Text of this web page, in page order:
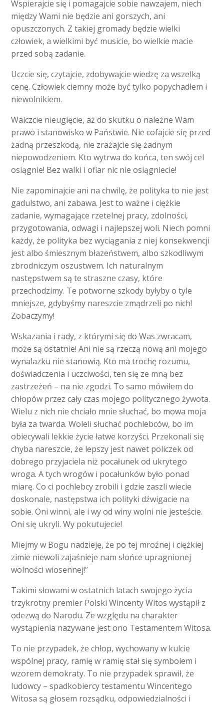
Wspierajcie się i pomagajcie sobie nawzajem, niech
między Wami nie będzie ani gorszych, ani
opuszczonych. Z takiej gromady będzie wielki
człowiek, a wielkimi być musicie, bo wielkie macie
przed sobą zadanie.
Uczcie się, czytajcie, zdobywajcie wiedzę za wszelką
cenę. Człowiek ciemny może być tylko popychadłem i
niewolnikiem.
Walczcie nieugięcie, aż do skutku o należne Wam
prawo i stanowisko w Państwie. Nie cofajcie się przed
żadną przeszkodą, nie zrażajcie się żadnym
niepowodzeniem. Kto wytrwa do końca, ten swój cel
osiągnie! Bez walki i ofiar nic nie osiągniecie!
Nie zapominajcie ani na chwilę, że polityka to nie jest
gadulstwo, ani zabawa. Jest to ważne i ciężkie
zadanie, wymagające rzetelnej pracy, zdolności,
przygotowania, odwagi i najlepszej woli. Niech pomni
każdy, że polityka bez wyciągania z niej konsekwencji
jest albo śmiesznym błazeństwem, albo szkodliwym
zbrodniczym oszustwem. Ich naturalnym
następstwem są te straszne czasy, które
przechodzimy. Te potworne szkody byłyby o tyle
mniejsze, gdybyśmy nareszcie zmądrzeli po nich!
Zobaczymy!
Wskazania i rady, z którymi się do Was zwracam,
może są ostatnie! Ani nie są rzeczą nową ani mojego
wynalazku nie stanowią. Kto ma trochę rozumu,
doświadczenia i uczciwości, ten się ze mną bez
zastrzeżeń – na nie zgodzi. To samo mówiłem do
chłopów przez cały czas mojego politycznego żywota.
Wielu z nich nie chciało mnie słuchać, bo mowa moja
była za twarda. Woleli słuchać pochlebców, bo im
obiecywali lekkie życie łatwe korzyści. Przekonali się
chyba nareszcie, że lepszy jest nawet policzek od
dobrego przyjaciela niż pocałunek od ukrytego
wroga. A tych wrogów i pocałunków było ponad
miarę. Co ci pochlebcy zrobili i gdzie zaszli wiecie
doskonale, następstwa ich polityki dźwigacie na
sobie. Oni winni, ale i wy od winy wolni nie jesteście.
Oni się ukryli. Wy pokutujecie!
Miejmy w Bogu nadzieję, że po tej mroźnej i ciężkiej
zimie niewoli zajaśnieje nam słońce upragnionej
wolności wiosennej!”
Takimi słowami w ostatnich latach swojego życia
trzykrotny premier Polski Wincenty Witos wystąpił z
odezwą do Narodu. Ze względu na charakter
wystąpienia nazywane jest ono Testamentem Witosa.
To nie przypadek, że chłop, wychowany w kulcie
wspólnej pracy, ramię w ramię stał się symbolem i
wzorem demokraty. To nie przypadek sprawił, że
ludowcy – spadkobiercy testamentu Wincentego
Witosa są głosem rozsądku, odpowiedzialności i